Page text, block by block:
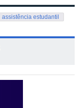
assistência estudantil